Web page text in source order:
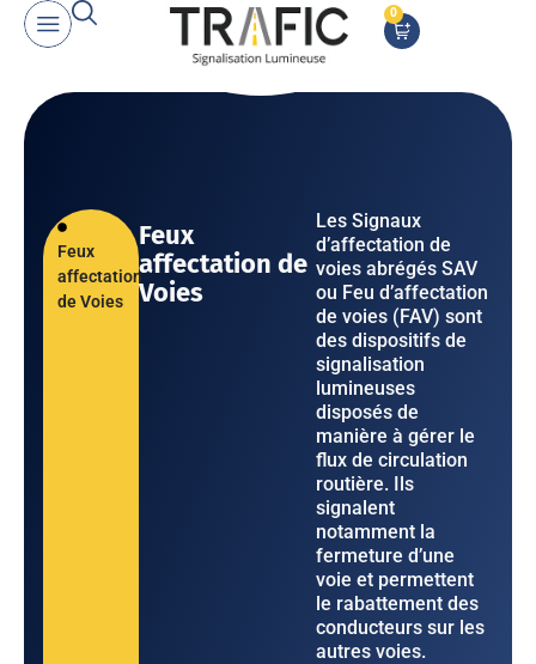
0
Feux
affectation
de Voies
Feux
affectation de
Voies
Les Signaux
d’affectation de
voies abrégés SAV
ou Feu d’affectation
de voies (FAV) sont
des dispositifs de
signalisation
lumineuses
disposés de
manière à gérer le
flux de circulation
routière. Ils
signalent
notamment la
fermeture d’une
voie et permettent
le rabattement des
conducteurs sur les
autres voies.